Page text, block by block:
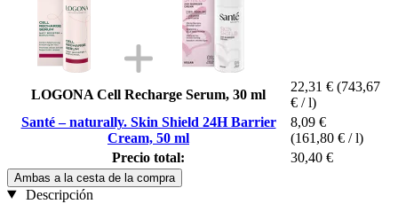
LOGONA Cell Recharge Serum, 30 ml
22,31 € (743,67
€ / l)
Santé – naturally. Skin Shield 24H Barrier
Cream, 50 ml
8,09 €
(161,80 € / l)
Precio total:
30,40 €
Ambas a la cesta de la compra
Descripción